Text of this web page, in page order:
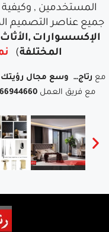
المستخدمين ,
جميع عناصر التصميم
الإكسسوارات
المختلفة)
مع رتاج… وسع مجال رؤيتك
مع فريق العمل